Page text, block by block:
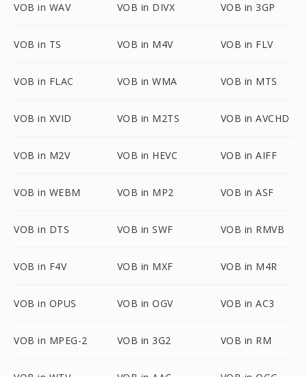
VOB in WAV VOB in DIVX VOB in 3GP
VOB in TS VOB in M4V VOB in FLV
VOB in FLAC VOB in WMA VOB in MTS
VOB in XVID VOB in M2TS VOB in AVCHD
VOB in M2V VOB in HEVC VOB in AIFF
VOB in WEBM VOB in MP2 VOB in ASF
VOB in DTS VOB in SWF VOB in RMVB
VOB in F4V VOB in MXF VOB in M4R
VOB in OPUS VOB in OGV VOB in AC3
VOB in MPEG-2 VOB in 3G2 VOB in RM